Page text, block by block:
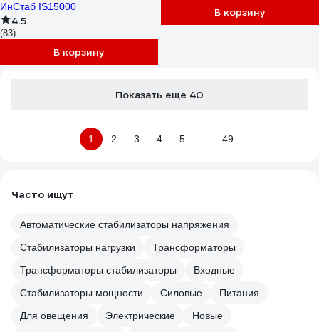
ИнСтаб IS15000
4.5
(83)
В корзину
В корзину
Показать еще 40
1 2 3 4 5 49
Часто ищут
Автоматические стабилизаторы напряжения
Стабилизаторы нагрузки
Трансформаторы
Трансформаторы стабилизаторы
Входные
Стабилизаторы мощности
Силовые
Питания
Для овещения
Электрические
Новые